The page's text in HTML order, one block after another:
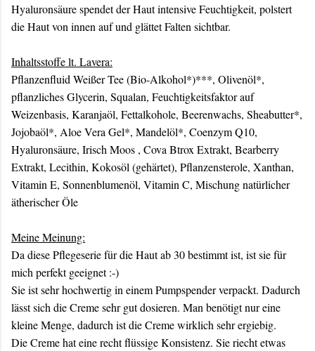
Hyaluronsäure spendet der Haut intensive Feuchtigkeit, polstert
die Haut von innen auf und glättet Falten sichtbar.
Inhaltsstoffe lt. Lavera:
Pflanzenfluid Weißer Tee (Bio-Alkohol*)***, Olivenöl*,
pflanzliches Glycerin, Squalan, Feuchtigkeitsfaktor auf
Weizenbasis, Karanjaöl, Fettalkohole, Beerenwachs, Sheabutter*,
Jojobaöl*, Aloe Vera Gel*, Mandelöl*, Coenzym Q10,
Hyaluronsäure, Irisch Moos , Cova Btrox Extrakt, Bearberry
Extrakt, Lecithin, Kokosöl (gehärtet), Pflanzensterole, Xanthan,
Vitamin E, Sonnenblumenöl, Vitamin C, Mischung natürlicher
ätherischer Öle
Meine Meinung:
Da diese Pflegeserie für die Haut ab 30 bestimmt ist, ist sie für
mich perfekt geeignet :-)
Sie ist sehr hochwertig in einem Pumpspender verpackt. Dadurch
lässt sich die Creme sehr gut dosieren. Man benötigt nur eine
kleine Menge, dadurch ist die Creme wirklich sehr ergiebig.
Die Creme hat eine recht flüssige Konsistenz. Sie riecht etwas